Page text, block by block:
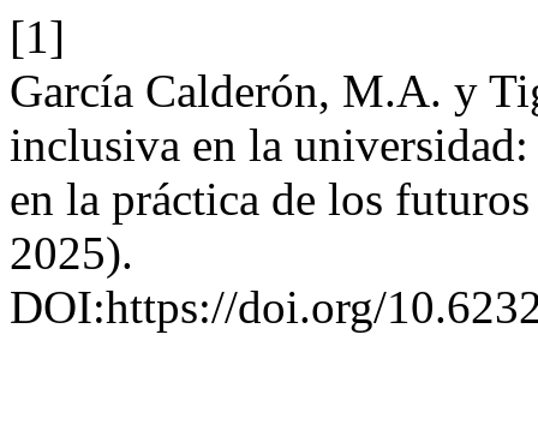
[1]
García Calderón, M.A. y
inclusiva en la universidad:
en la práctica de los
2025).
DOI:https://doi.org/